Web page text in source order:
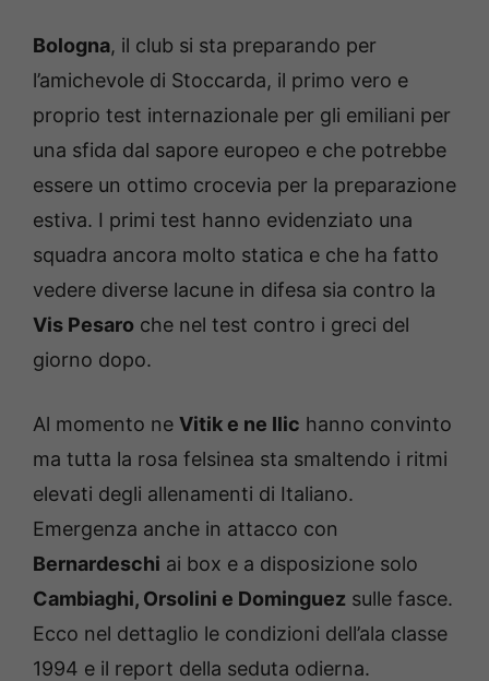
Bologna, il club si sta preparando per
l’amichevole di Stoccarda, il primo vero e
proprio test internazionale per gli emiliani per
una sfida dal sapore europeo e che potrebbe
essere un ottimo crocevia per la preparazione
estiva. I primi test hanno evidenziato una
squadra ancora molto statica e che ha fatto
vedere diverse lacune in difesa sia contro la
Vis Pesaro che nel test contro i greci del
giorno dopo.
Al momento ne Vitik e ne Ilic hanno convinto
ma tutta la rosa felsinea sta smaltendo i ritmi
elevati degli allenamenti di Italiano.
Emergenza anche in attacco con
Bernardeschi ai box e a disposizione solo
Cambiaghi, Orsolini e Dominguez sulle fasce.
Ecco nel dettaglio le condizioni dell’ala classe
1994 e il report della seduta odierna.